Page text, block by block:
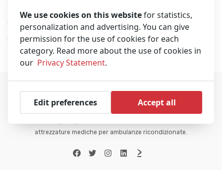
Smiths Medical, Dräger, Ferno, Fresenius, B Braun e altri. L’acquisto di
attrezzature mediche per ambulanze ricondizionate da noi significa che hai un
prodotto che durerà fino alla fine della loro vita, il che per la maggior parte
delle apparecchiature significa almeno 10 anni più, dato che riceveranno la
loro manutenzione ogni anno.
attrezzature mediche per ambulanze ricondizionate.
We use cookies on this websitefor statistics,
personalization and advertising. You can give
permission for the use of cookies for each
category. Read more about the use of cookies in
our Privacy Statement.
Edit preferences Accept all